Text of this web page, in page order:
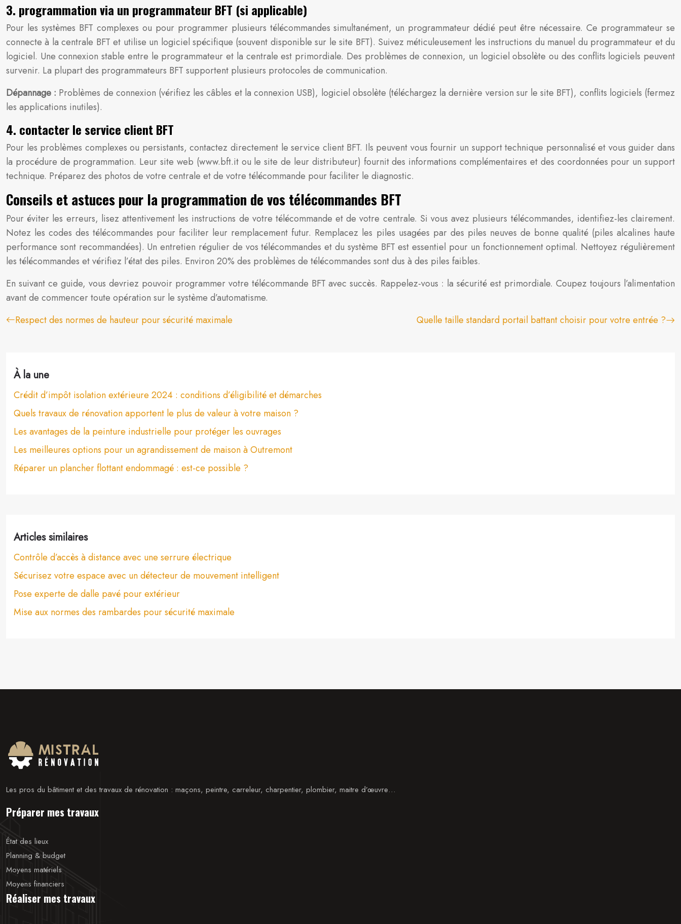
3. programmation via un programmateur BFT (si applicable)
Pour les systèmes BFT complexes ou pour programmer plusieurs télécommandes simultanément, un programmateur dédié peut être nécessaire. Ce programmateur se
connecte à la centrale BFT et utilise un logiciel spécifique (souvent disponible sur le site BFT). Suivez méticuleusement les instructions du manuel du programmateur et du
logiciel. Une connexion stable entre le programmateur et la centrale est primordiale. Des problèmes de connexion, un logiciel obsolète ou des conflits logiciels peuvent
survenir. La plupart des programmateurs BFT supportent plusieurs protocoles de communication.
Dépannage : Problèmes de connexion (vérifiez les câbles et la connexion USB), logiciel obsolète (téléchargez la dernière version sur le site BFT), conflits logiciels (fermez
les applications inutiles).
4. contacter le service client BFT
Pour les problèmes complexes ou persistants, contactez directement le service client BFT. Ils peuvent vous fournir un support technique personnalisé et vous guider dans
la procédure de programmation. Leur site web (www.bft.it ou le site de leur distributeur) fournit des informations complémentaires et des coordonnées pour un support
technique. Préparez des photos de votre centrale et de votre télécommande pour faciliter le diagnostic.
Conseils et astuces pour la programmation de vos télécommandes BFT
Pour éviter les erreurs, lisez attentivement les instructions de votre télécommande et de votre centrale. Si vous avez plusieurs télécommandes, identifiez-les clairement.
Notez les codes des télécommandes pour faciliter leur remplacement futur. Remplacez les piles usagées par des piles neuves de bonne qualité (piles alcalines haute
performance sont recommandées). Un entretien régulier de vos télécommandes et du système BFT est essentiel pour un fonctionnement optimal. Nettoyez régulièrement
les télécommandes et vérifiez l’état des piles. Environ 20% des problèmes de télécommandes sont dus à des piles faibles.
En suivant ce guide, vous devriez pouvoir programmer votre télécommande BFT avec succès. Rappelez-vous : la sécurité est primordiale. Coupez toujours l’alimentation
avant de commencer toute opération sur le système d’automatisme.
Respect des normes de hauteur pour sécurité maximale
Quelle taille standard portail battant choisir pour votre entrée ?
À la une
Crédit d’impôt isolation extérieure 2024 : conditions d’éligibilité et démarches
Quels travaux de rénovation apportent le plus de valeur à votre maison ?
Les avantages de la peinture industrielle pour protéger les ouvrages
Les meilleures options pour un agrandissement de maison à Outremont
Réparer un plancher flottant endommagé : est-ce possible ?
Articles similaires
Contrôle d’accès à distance avec une serrure électrique
Sécurisez votre espace avec un détecteur de mouvement intelligent
Pose experte de dalle pavé pour extérieur
Mise aux normes des rambardes pour sécurité maximale
Les pros du bâtiment et des travaux de rénovation : maçons, peintre, carreleur, charpentier, plombier, maitre d’œuvre…
Préparer mes travaux
État des lieux
Planning & budget
Moyens matériels
Moyens financiers
Réaliser mes travaux